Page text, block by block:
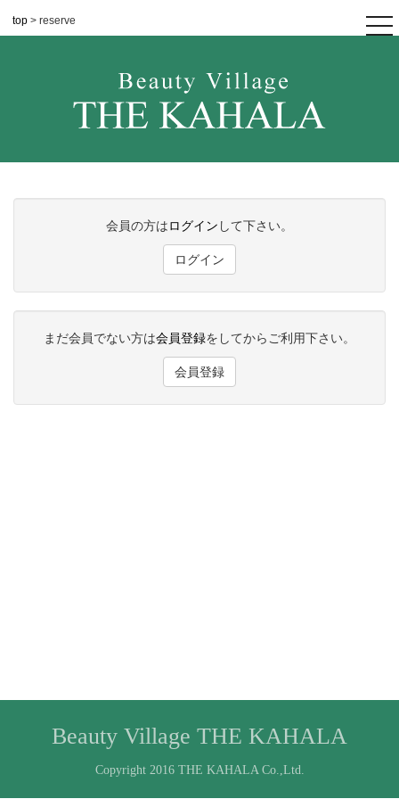
top > reserve
会員の方はログイン して下さい。
ログイン
まだ会員でない方は会員登録をしてからご利用下さい。
会員登録
Beauty Village THE KAHALA
Copyright 2016 THE KAHALA Co.,Ltd.